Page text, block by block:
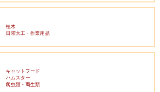
植木
日曜大工・作業用品
キャットフード
ハムスター
爬虫類・両生類